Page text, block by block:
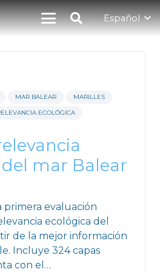
Español
MAR BALEAR
MARILLES
ECOLÓGICA
mar Balear
primera evaluación
ecológica del
de la mejor información
Incluye 324 capas
con el…